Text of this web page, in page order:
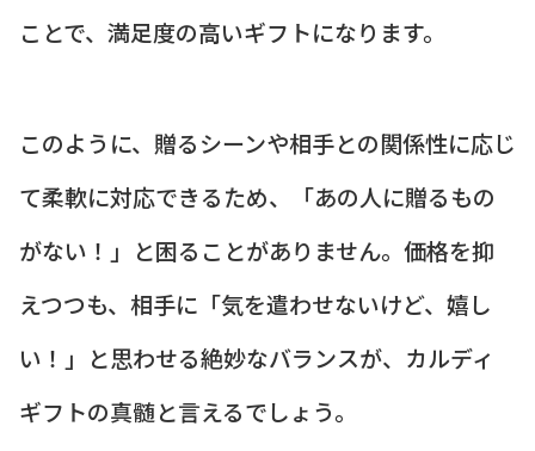
ことで、満足度の高いギフトになります。
このように、贈るシーンや相手との関係性に応じ
て柔軟に対応できるため、「あの人に贈るもの
がない！」と困ることがありません。価格を抑
えつつも、相手に「気を遣わせないけど、嬉し
い！」と思わせる絶妙なバランスが、カルディ
ギフトの真髄と言えるでしょう。